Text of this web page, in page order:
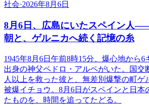
社会·2026年8月6日
8月6日、広島にいたスペイン人
朝と、ゲルニカへ続く記憶の糸
1945年8月6日午前8時15分、爆心地から
出身の神父ペドロ・アルペがいた。国交
人以上を救った彼と、無差別爆撃の町ゲ
被爆イチョウ。8月6日がスペインと日本
たものを、時間を追ってたどる。